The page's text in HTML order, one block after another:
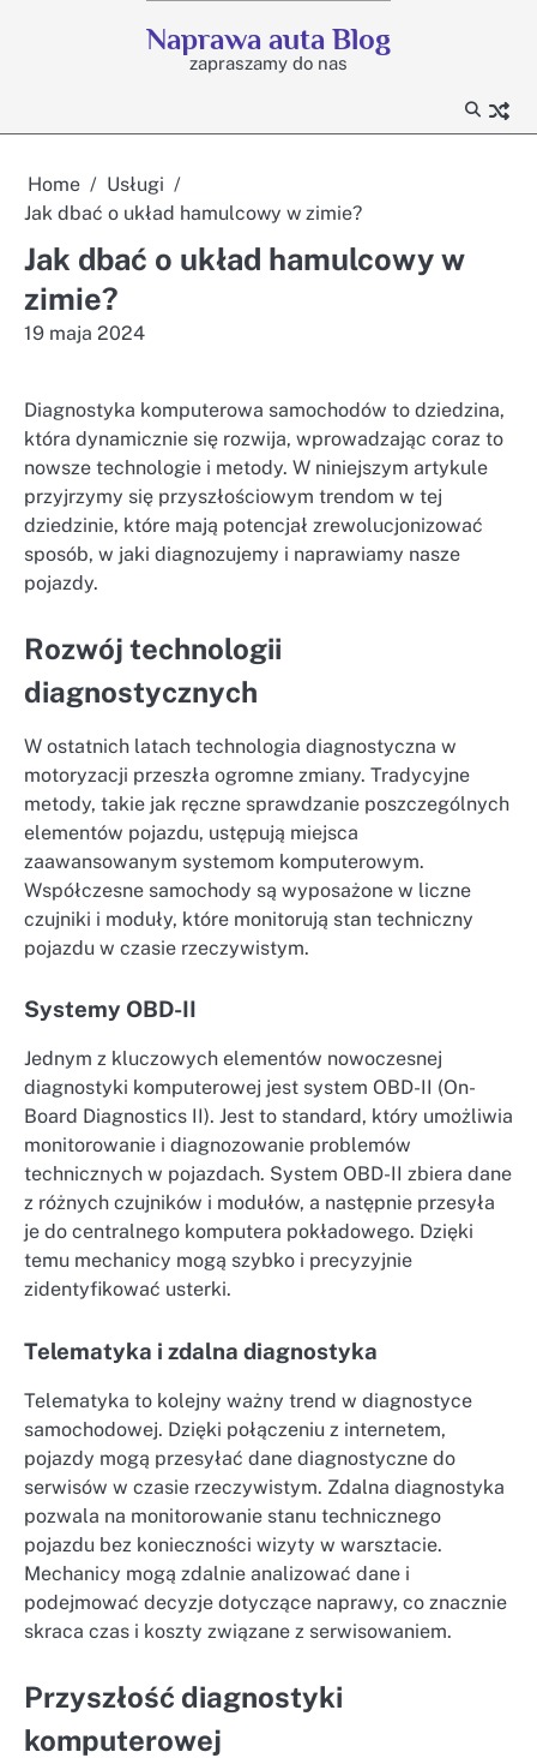
Naprawa auta Blog
zapraszamy do nas
Home
Usługi
Jak dbać o układ hamulcowy w zimie?
Jak dbać o układ hamulcowy w
zimie?
19 maja 2024
Diagnostyka komputerowa samochodów to dziedzina,
która dynamicznie się rozwija, wprowadzając coraz to
nowsze technologie i metody. W niniejszym artykule
przyjrzymy się przyszłościowym trendom w tej
dziedzinie, które mają potencjał zrewolucjonizować
sposób, w jaki diagnozujemy i naprawiamy nasze
pojazdy.
Rozwój technologii
diagnostycznych
W ostatnich latach technologia diagnostyczna w
motoryzacji przeszła ogromne zmiany. Tradycyjne
metody, takie jak ręczne sprawdzanie poszczególnych
elementów pojazdu, ustępują miejsca
zaawansowanym systemom komputerowym.
Współczesne samochody są wyposażone w liczne
czujniki i moduły, które monitorują stan techniczny
pojazdu w czasie rzeczywistym.
Systemy OBD-II
Jednym z kluczowych elementów nowoczesnej
diagnostyki komputerowej jest system OBD-II (On-
Board Diagnostics II). Jest to standard, który umożliwia
monitorowanie i diagnozowanie problemów
technicznych w pojazdach. System OBD-II zbiera dane
z różnych czujników i modułów, a następnie przesyła
je do centralnego komputera pokładowego. Dzięki
temu mechanicy mogą szybko i precyzyjnie
zidentyfikować usterki.
Telematyka i zdalna diagnostyka
Telematyka to kolejny ważny trend w diagnostyce
samochodowej. Dzięki połączeniu z internetem,
pojazdy mogą przesyłać dane diagnostyczne do
serwisów w czasie rzeczywistym. Zdalna diagnostyka
pozwala na monitorowanie stanu technicznego
pojazdu bez konieczności wizyty w warsztacie.
Mechanicy mogą zdalnie analizować dane i
podejmować decyzje dotyczące naprawy, co znacznie
skraca czas i koszty związane z serwisowaniem.
Przyszłość diagnostyki
komputerowej